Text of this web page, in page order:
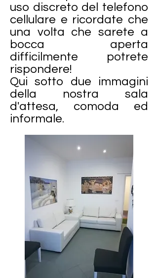
uso discreto del telefono
cellulare e ricordate che
una volta che sarete a
bocca aperta
difficilmente potrete
rispondere!
Qui sotto due immagini
della nostra sala
d'attesa, comoda ed
informale.